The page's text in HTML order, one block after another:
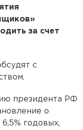
за счет
с
президента РФ
о
годовых,